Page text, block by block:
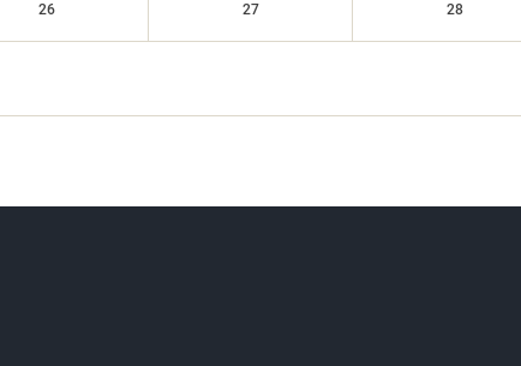
26 27 28